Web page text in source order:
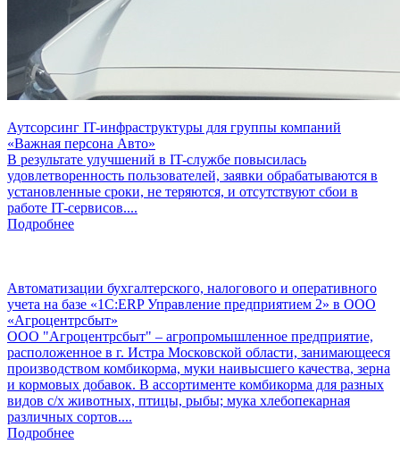
Аутсорсинг IT-инфраструктуры для группы компаний
«Важная персона Авто»
В результате улучшений в IT-службе повысилась
удовлетворенность пользователей, заявки обрабатываются в
установленные сроки, не теряются, и отсутствуют сбои в
работе IT-сервисов....
Подробнее
Автоматизации бухгалтерского, налогового и оперативного
учета на базе «1С:ERP Управление предприятием 2» в ООО
«Агроцентрсбыт»
ООО "Агроцентрсбыт" – агропромышленное предприятие,
расположенное в г. Истра Московской области, занимающееся
производством комбикорма, муки наивысшего качества, зерна
и кормовых добавок. В ассортименте комбикорма для разных
видов с/х животных, птицы, рыбы; мука хлебопекарная
различных сортов....
Подробнее